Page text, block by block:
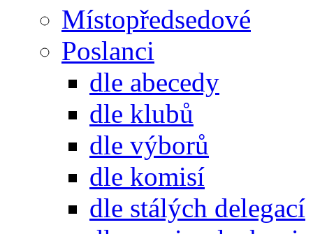
Místopředsedové
Poslanci
dle abecedy
dle klubů
dle výborů
dle komisí
dle stálých delegací